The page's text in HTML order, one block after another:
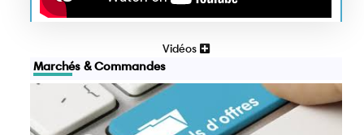
Vidéos
Marchés & Commandes